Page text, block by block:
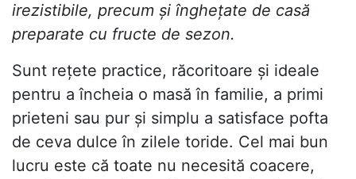
irezistibile, precum și înghețate de casă
preparate cu fructe de sezon.
Sunt rețete practice, răcoritoare și ideale
pentru a încheia o masă în familie, a primi
prieteni sau pur și simplu a satisface pofta
de ceva dulce în zilele toride. Cel mai bun
lucru este că toate nu necesită coacere,